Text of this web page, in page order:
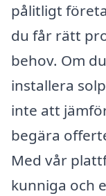
pålitligt
du får rätt
behov. Om
installera
inte att
begära
Med vår
kunniga och